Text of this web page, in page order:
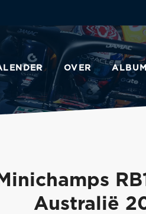
OVER ALBUM
Australië